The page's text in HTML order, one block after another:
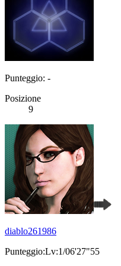
Punteggio: -
Posizione
9
diablo261986
Punteggio:Lv:1/06'27"55